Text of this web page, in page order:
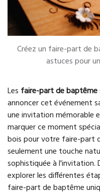
Créez un faire-part de
astuces pour
Les faire-part de baptême
annoncer cet événement
une invitation mémorable
marquer ce moment
bois pour votre faire-part
seulement une touche
sophistiquée à l'invitation.
explorer les différentes
faire-part de baptême